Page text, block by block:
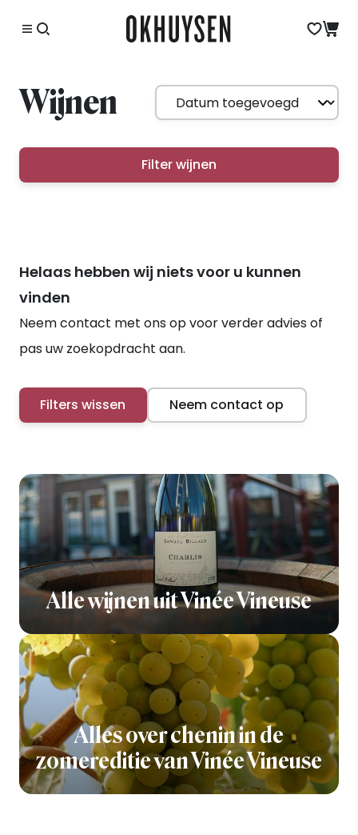
Wijnen
Filter wijnen
Helaas hebben wij niets voor u kunnen
vinden
Neem contact met ons op voor verder advies of
pas uw zoekopdracht aan.
Filters wissen Neem contact op
Alle wijnen uit Vinée Vineuse
Alles over chenin in de
zomereditie van Vinée Vineuse